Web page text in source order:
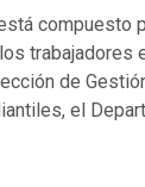
compuesto
trabajadores
de
el